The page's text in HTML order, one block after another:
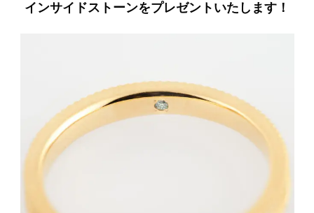
インサイドストーンをプレゼントいたします！